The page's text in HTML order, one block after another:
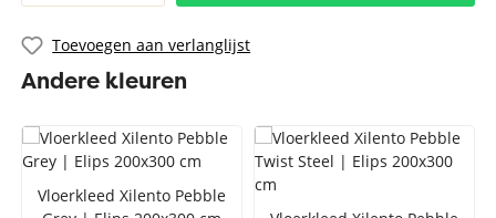
Toevoegen aan verlanglijst
Andere kleuren
Vloerkleed Xilento Pebble